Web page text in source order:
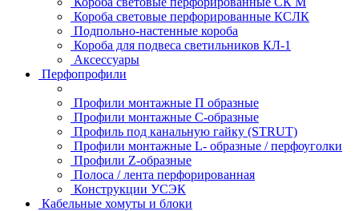
Короба световые перфорированные КСЛК
Подпольно-настенные короба
Короба для подвеса светильников КЛ-1
Аксессуары
Перфопрофили
Профили монтажные П образные
Профили монтажные C-образные
Профиль под канальную гайку (STRUT)
Профили монтажные L- образные / перфоуголки
Профили Z-образные
Полоса / лента перфорированная
Конструкции УСЭК
Кабельные хомуты и блоки